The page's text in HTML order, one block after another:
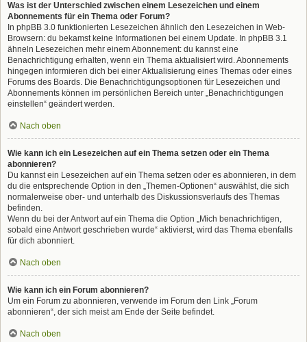
Was ist der Unterschied zwischen einem Lesezeichen und einem
Abonnements für ein Thema oder Forum?
In phpBB 3.0 funktionierten Lesezeichen ähnlich den Lesezeichen in Web-
Browsern: du bekamst keine Informationen bei einem Update. In phpBB 3.1
ähneln Lesezeichen mehr einem Abonnement: du kannst eine
Benachrichtigung erhalten, wenn ein Thema aktualisiert wird. Abonnements
hingegen informieren dich bei einer Aktualisierung eines Themas oder eines
Forums des Boards. Die Benachrichtigungsoptionen für Lesezeichen und
Abonnements können im persönlichen Bereich unter „Benachrichtigungen
einstellen“ geändert werden.
Nach oben
Wie kann ich ein Lesezeichen auf ein Thema setzen oder ein Thema
abonnieren?
Du kannst ein Lesezeichen auf ein Thema setzen oder es abonnieren, in dem
du die entsprechende Option in den „Themen-Optionen“ auswählst, die sich
normalerweise ober- und unterhalb des Diskussionsverlaufs des Themas
befinden.
Wenn du bei der Antwort auf ein Thema die Option „Mich benachrichtigen,
sobald eine Antwort geschrieben wurde“ aktivierst, wird das Thema ebenfalls
für dich abonniert.
Nach oben
Wie kann ich ein Forum abonnieren?
Um ein Forum zu abonnieren, verwende im Forum den Link „Forum
abonnieren“, der sich meist am Ende der Seite befindet.
Nach oben